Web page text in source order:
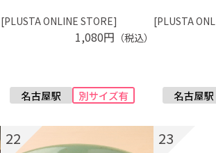
[PLUSTA ONLINE STORE]
1,080円 （税込）
[PLUSTA
22 23